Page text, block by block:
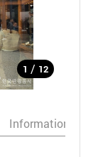
1 / 12
Informations